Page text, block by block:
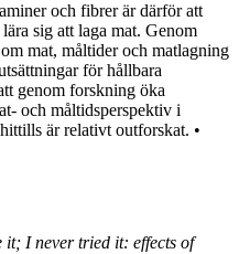
och fibrer är därför att
sig att laga mat. Genom
mat, måltider och matlagning
för hållbara
genom forskning öka
och måltidsperspektiv i
är relativt outforskat. •
I never tried it: effects of